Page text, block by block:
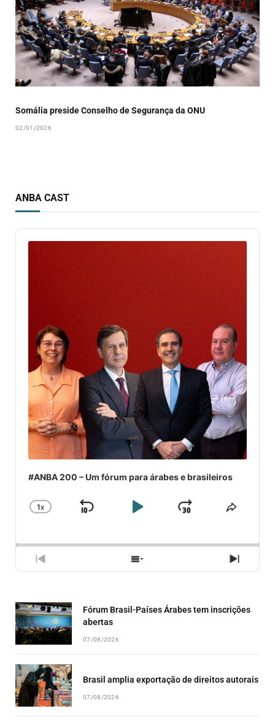
Somália preside Conselho de Segurança da ONU
02/01/2026
ANBA CAST
Audio
Player
#ANBA 200 – Um fórum para árabes e brasileiros
CHANGE
1X
SKIP
PLAYJUMP
PREVIOUS
EPISODE
SHOW
EPISODES
NEXT
Fórum Brasil-Países Árabes tem inscrições
abertas
07/08/2026
Brasil amplia exportação de direitos autorais
07/08/2026